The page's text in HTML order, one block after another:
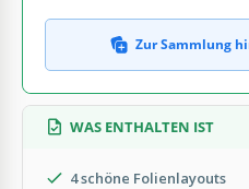
Zur Sammlung
WAS ENTHALTEN IST
4 schöne Folienlayouts